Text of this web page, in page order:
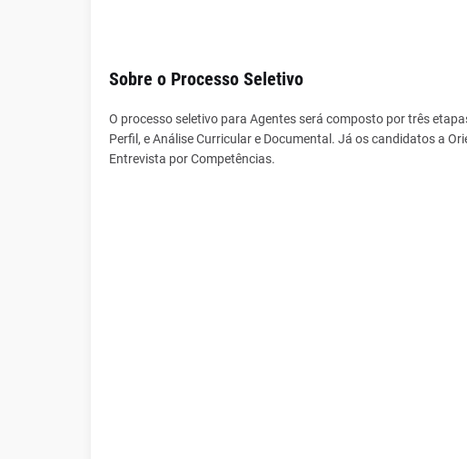
Sobre o Processo Seletivo
O processo seletivo para Agentes será composto por três
Perfil, e Análise Curricular e Documental. Já os candidatos a
Entrevista por Competências.